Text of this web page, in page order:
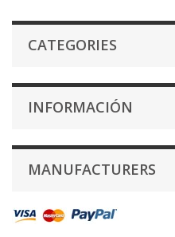
CATEGORIES
INFORMACIÓN
MANUFACTURERS